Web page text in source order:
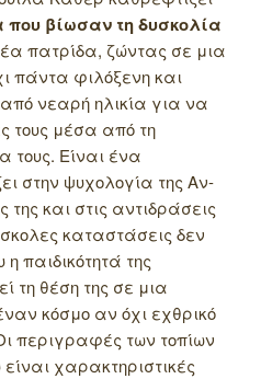
που βίωσαν τη δυσκολία
πατρίδα, ζώντας σε μια
πάντα φιλόξενη και
νεαρή ηλικία για να
τους μέσα από τη
τους. Είναι ένα
στην ψυχολογία της Αν-
της και στις αντιδράσεις
καταστάσεις δεν
παιδικότητά της
τη θέση της σε μια
κόσμο αν όχι εχθρικό
περιγραφές των τοπίων
χαρακτηριστικές